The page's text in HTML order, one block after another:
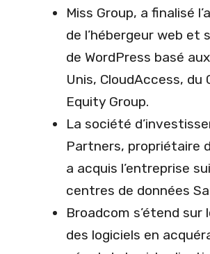
Miss Group, a finalisé
de l’hébergeur web et
de WordPress basé
Unis, CloudAccess, du
Equity Group.
La société
Partners, propriétaire
a acquis l’entreprise
centres de données
Broadcom s’étend sur
des logiciels en